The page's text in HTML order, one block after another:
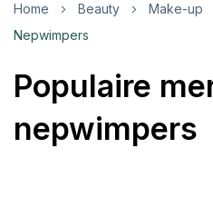
Home Beauty Make-up
Nepwimpers
Populaire
nepwimpers